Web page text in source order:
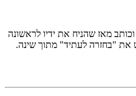
מאז שהניח את ידיו לראשונה
את "בחזרה לעתיד" מתוך שינה.